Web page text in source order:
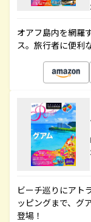
オアフ島内を網羅
ス。旅行者に便利
ビーチ巡りにアト
ッピングまで、グ
登場！